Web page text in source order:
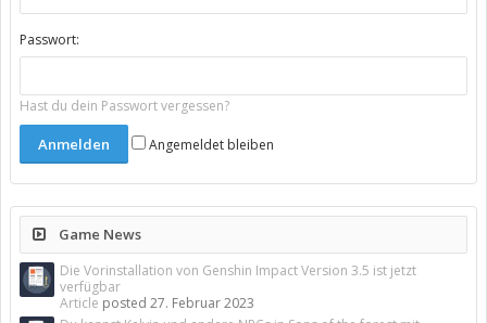
Passwort:
Hast du dein Passwort vergessen?
Angemeldet bleiben
Game News
Die Vorinstallation von Genshin Impact Version 3.5 ist jetzt
verfügbar
Article posted 27. Februar 2023